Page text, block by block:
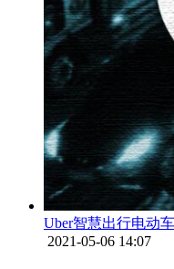
Uber智慧出行电动车
2021-05-06 14:07